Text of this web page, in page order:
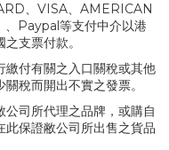
、VISA、AMERICAN
、Paypal等支付中介以港
支票付款。
繳付有關之入口關稅或其他
稅而開出不實之發票。
司所代理之品牌，或購自
保證敝公司所出售之貨品